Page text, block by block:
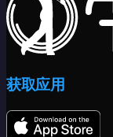
获取应用